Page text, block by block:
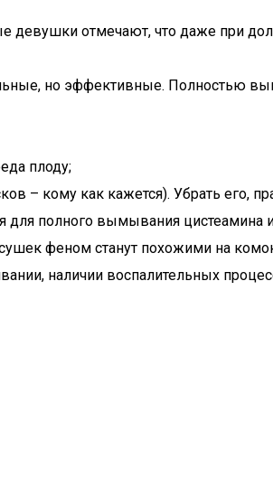
девушки отмечают, что даже при
но эффективные. Полностью
плоду;
– кому как кажется). Убрать его,
полного вымывания цистеамина
феном станут похожими на
наличии воспалительных